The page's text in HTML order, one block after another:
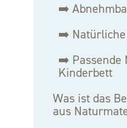
➡️
➡️
➡️ Passende
Kinderbett
Was ist das
aus